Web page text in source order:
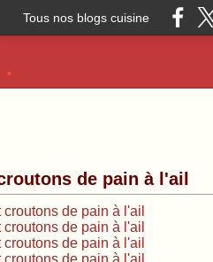
Tous nos blogs cuisine
de pain à l'ail